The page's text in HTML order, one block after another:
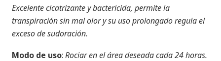
Excelente cicatrizante y bactericida, permite la
transpiración sin mal olor y su uso prolongado regula el
exceso de sudoración.
Modo de uso: Rociar en el área deseada cada 24 horas.